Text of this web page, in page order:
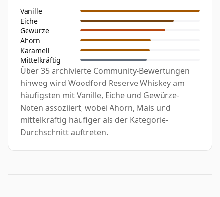
Vanille
Eiche
Gewürze
Ahorn
Karamell
Mittelkräftig
Über 35 archivierte Community-Bewertungen
hinweg wird Woodford Reserve Whiskey am
häufigsten mit Vanille, Eiche und Gewürze-
Noten assoziiert, wobei Ahorn, Mais und
mittelkräftig häufiger als der Kategorie-
Durchschnitt auftreten.